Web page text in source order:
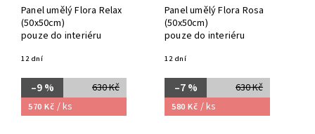
Panel umělý Flora Relax
(50x50cm)
pouze do interiéru
12 dní
630 Kč
–9 %
570 Kč / ks
Panel umělý Flora Rosa
(50x50cm)
pouze do interiéru
12 dní
630 Kč
–7 %
580 Kč / ks